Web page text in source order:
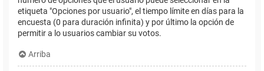
etiqueta "Opciones por usuario", el tiempo límite en días para la
encuesta (0 para duración infinita) y por último la opción de
permitir a lo usuarios cambiar su votos.
Arriba